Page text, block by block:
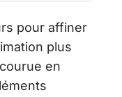
pour affiner
plus
en